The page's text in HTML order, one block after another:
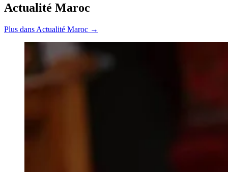
Actualité Maroc
Plus dans Actualité Maroc →